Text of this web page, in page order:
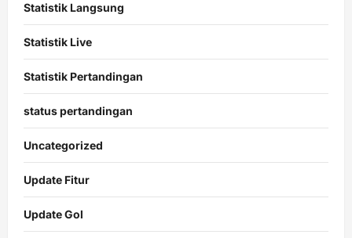
Statistik Langsung
Statistik Live
Statistik Pertandingan
status pertandingan
Uncategorized
Update Fitur
Update Gol